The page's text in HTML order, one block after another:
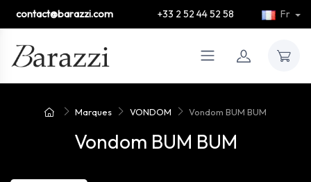
contact@barazzi.com +33 2 52 44 52 58 Fr
Marques VONDOM Vondom BUM BUM
Vondom BUM BUM